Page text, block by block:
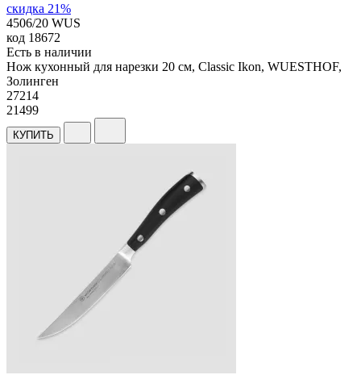
скидка 21%
4506/20 WUS
код 18672
Есть в наличии
Нож кухонный для нарезки 20 см, Classic Ikon, WUESTHOF,
Золинген
27214
21499
КУПИТЬ